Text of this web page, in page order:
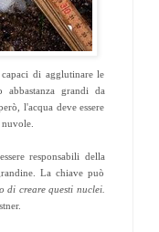
di agglutinare le
grandi da
l'acqua deve essere
responsabili della
La chiave può
di creare questi nuclei.